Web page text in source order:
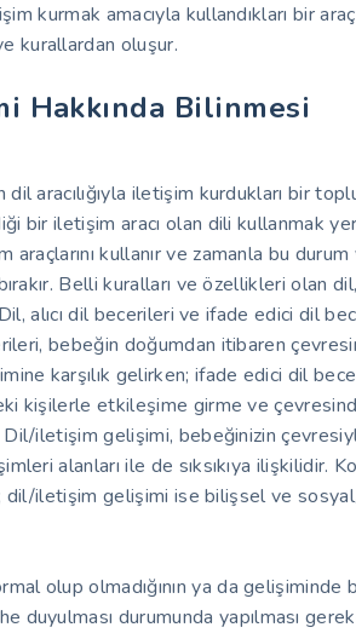
kurmak amacıyla kullandıkları bir
kurallardan oluşur.
Hakkında Bilinmesi
aracılığıyla iletişim kurdukları bir
bir iletişim aracı olan dili kullanmak
kullanır ve zamanla bu
Belli kuralları ve özellikleri olan
Dil, alıcı dil becerileri ve ifade edici dil
bebeğin doğumdan itibaren
karşılık gelirken; ifade edici dil
kişilerle etkileşime girme ve
iletişim gelişimi, bebeğinizin
alanları ile de sıksıkıya ilişkilidir.
dil/iletişim gelişimi ise bilişsel ve
olup olmadığının ya da gelişiminde
duyulması durumunda yapılması